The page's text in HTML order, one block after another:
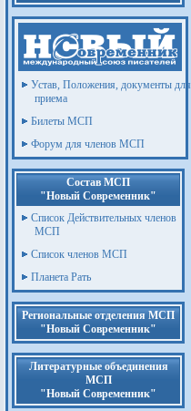
Устав, Положения, документы для
приема
Билеты МСП
Форум для членов МСП
Состав МСП
"Новый Современник"
Список Действительных членов
МСП
Список членов МСП
Планета Рать
Региональные отделения МСП
"Новый Современник"
Литературные объединения
МСП
"Новый Современник"